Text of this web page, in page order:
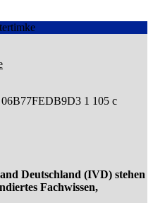
Deutschland (IVD) stehen
Fachwissen,